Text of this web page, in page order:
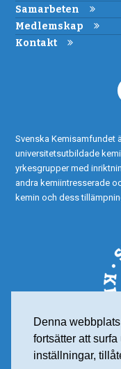
Denna
fortsätter att
inställningar,
Samarbeten
Medlemskap
Kontakt
Svenska Kemisamfundet
universitetsutbildade
yrkesgrupper med
andra kemiintresserade
kemin och dess